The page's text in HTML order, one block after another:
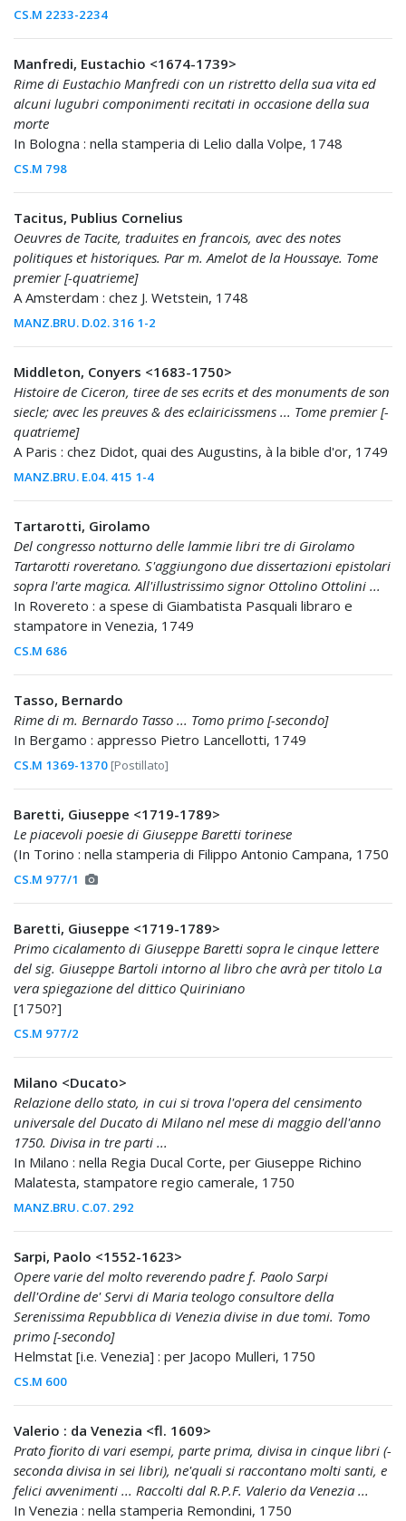
CS.M 2233-2234
Manfredi, Eustachio <1674-1739>
Rime di Eustachio Manfredi con un ristretto della sua vita ed
alcuni lugubri componimenti recitati in occasione della sua
morte
In Bologna : nella stamperia di Lelio dalla Volpe, 1748
CS.M 798
Tacitus, Publius Cornelius
Oeuvres de Tacite, traduites en francois, avec des notes
politiques et historiques. Par m. Amelot de la Houssaye. Tome
premier [-quatrieme]
A Amsterdam : chez J. Wetstein, 1748
MANZ.BRU. D.02. 316 1-2
Middleton, Conyers <1683-1750>
Histoire de Ciceron, tiree de ses ecrits et des monuments de son
siecle; avec les preuves & des eclairicissmens ... Tome premier [-
quatrieme]
A Paris : chez Didot, quai des Augustins, à la bible d'or, 1749
MANZ.BRU. E.04. 415 1-4
Tartarotti, Girolamo
Del congresso notturno delle lammie libri tre di Girolamo
Tartarotti roveretano. S'aggiungono due dissertazioni epistolari
sopra l'arte magica. All'illustrissimo signor Ottolino Ottolini ...
In Rovereto : a spese di Giambatista Pasquali libraro e
stampatore in Venezia, 1749
CS.M 686
Tasso, Bernardo
Rime di m. Bernardo Tasso ... Tomo primo [-secondo]
In Bergamo : appresso Pietro Lancellotti, 1749
CS.M 1369-1370 [Postillato]
Baretti, Giuseppe <1719-1789>
Le piacevoli poesie di Giuseppe Baretti torinese
(In Torino : nella stamperia di Filippo Antonio Campana, 1750
CS.M 977/1
Baretti, Giuseppe <1719-1789>
Primo cicalamento di Giuseppe Baretti sopra le cinque lettere
del sig. Giuseppe Bartoli intorno al libro che avrà per titolo La
vera spiegazione del dittico Quiriniano
[1750?]
CS.M 977/2
Milano <Ducato>
Relazione dello stato, in cui si trova l'opera del censimento
universale del Ducato di Milano nel mese di maggio dell'anno
1750. Divisa in tre parti ...
In Milano : nella Regia Ducal Corte, per Giuseppe Richino
Malatesta, stampatore regio camerale, 1750
MANZ.BRU. C.07. 292
Sarpi, Paolo <1552-1623>
Opere varie del molto reverendo padre f. Paolo Sarpi
dell'Ordine de' Servi di Maria teologo consultore della
Serenissima Repubblica di Venezia divise in due tomi. Tomo
primo [-secondo]
Helmstat [i.e. Venezia] : per Jacopo Mulleri, 1750
CS.M 600
Valerio : da Venezia <fl. 1609>
Prato fiorito di vari esempi, parte prima, divisa in cinque libri (-
seconda divisa in sei libri), ne'quali si raccontano molti santi, e
felici avvenimenti ... Raccolti dal R.P.F. Valerio da Venezia ...
In Venezia : nella stamperia Remondini, 1750